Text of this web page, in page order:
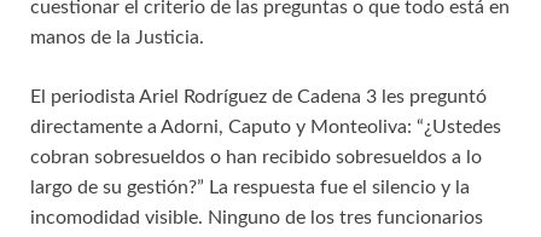
cuestionar el criterio de las preguntas o que todo está en
manos de la Justicia.
El periodista Ariel Rodríguez de Cadena 3 les preguntó
directamente a Adorni, Caputo y Monteoliva: “¿Ustedes
cobran sobresueldos o han recibido sobresueldos a lo
largo de su gestión?” La respuesta fue el silencio y la
incomodidad visible. Ninguno de los tres funcionarios